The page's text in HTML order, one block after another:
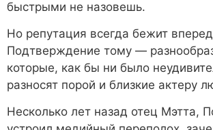
быстрыми не назовешь.
Но репутация всегда бежит
Подтверждение тому —
которые, как бы ни было
разносят порой и близкие актеру
Несколько лет назад отец Мэтта,